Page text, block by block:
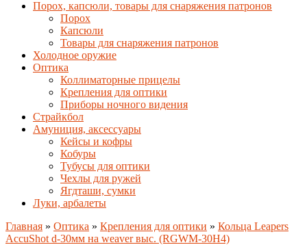
Порох, капсюли, товары для снаряжения патронов
Порох
Капсюли
Товары для снаряжения патронов
Холодное оружие
Оптика
Коллиматорные прицелы
Крепления для оптики
Приборы ночного видения
Страйкбол
Амуниция, аксессуары
Кейсы и кофры
Кобуры
Тубусы для оптики
Чехлы для ружей
Ягдташи, сумки
Луки, арбалеты
Главная » Оптика » Крепления для оптики » Кольца Leapers
AccuShot d-30мм на weaver выс. (RGWM-30H4)